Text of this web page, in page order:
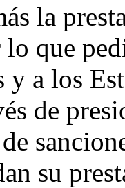
la
que
y a los
de
su